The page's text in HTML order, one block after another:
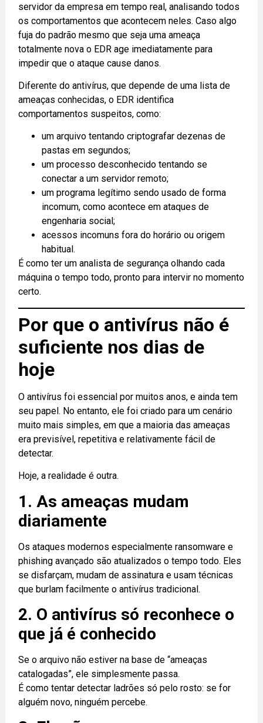
servidor da empresa em tempo real, analisando todos
os comportamentos que acontecem neles. Caso algo
fuja do padrão mesmo que seja uma ameaça
totalmente nova o EDR age imediatamente para
impedir que o ataque cause danos.
Diferente do antivírus, que depende de uma lista de
ameaças conhecidas, o EDR identifica
comportamentos suspeitos, como:
um arquivo tentando criptografar dezenas de
pastas em segundos;
um processo desconhecido tentando se
conectar a um servidor remoto;
um programa legítimo sendo usado de forma
incomum, como acontece em ataques de
engenharia social;
acessos incomuns fora do horário ou origem
habitual.
É como ter um analista de segurança olhando cada
máquina o tempo todo, pronto para intervir no momento
certo.
Por que o antivírus não é
suficiente nos dias de
hoje
O antivírus foi essencial por muitos anos, e ainda tem
seu papel. No entanto, ele foi criado para um cenário
muito mais simples, em que a maioria das ameaças
era previsível, repetitiva e relativamente fácil de
detectar.
Hoje, a realidade é outra.
1. As ameaças mudam
diariamente
Os ataques modernos especialmente ransomware e
phishing avançado são atualizados o tempo todo. Eles
se disfarçam, mudam de assinatura e usam técnicas
que burlam facilmente o antivírus tradicional.
2. O antivírus só reconhece o
que já é conhecido
Se o arquivo não estiver na base de “ameaças
catalogadas”, ele simplesmente passa.
É como tentar detectar ladrões só pelo rosto: se for
alguém novo, ninguém percebe.